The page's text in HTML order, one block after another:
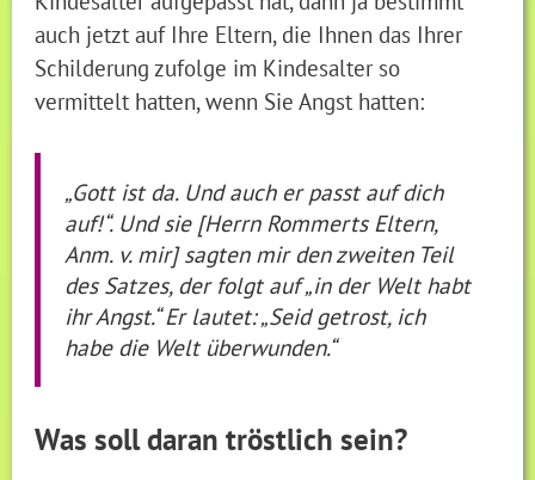
auch jetzt auf Ihre Eltern, die Ihnen das Ihrer
Schilderung zufolge im Kindesalter so
vermittelt hatten, wenn Sie Angst hatten:
„Gott ist da. Und auch er passt auf dich
auf!“. Und sie [Herrn Rommerts Eltern,
Anm. v. mir]sagten mir den zweiten Teil
des Satzes, der folgt auf „in der Welt habt
ihr Angst.“ Er lautet: „Seid getrost, ich
habe die Welt überwunden.“
Was soll daran tröstlich sein?